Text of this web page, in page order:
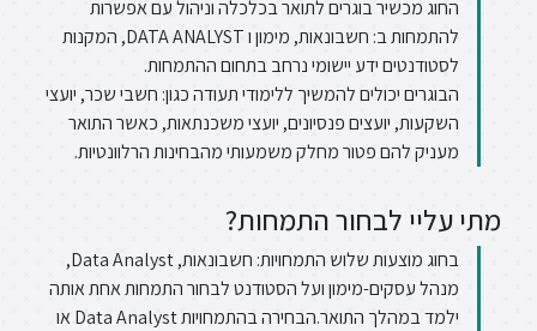
החוג מכשיר בוגרים לתואר בכלכלה וניהול עם אפשרות
להתמחות ב: חשבונאות, מימון ו DATA ANALYST, המקנות
לסטודנטים ידע יישומי נרחב בתחום ההתמחות.
הבוגרים יכולים להמשיך ללימודי תעודה כגון: חשבי שכר, יועצי
השקעות, יועצים פנסיונים, יועצי משכנתאות, כאשר התואר
מעניק להם פטור מחלק משמעותי מהבחינות הרלוונטיות.
מתי עליי לבחור התמחות?
בחוג מוצעות שלוש התמחויות: חשבונאות, Data Analyst,
מנהל עסקים-מימון ועל הסטודנט לבחור התמחות אחת אותה
ילמד במהלך התואר.הבחירה בהתמחויות Data Analyst או